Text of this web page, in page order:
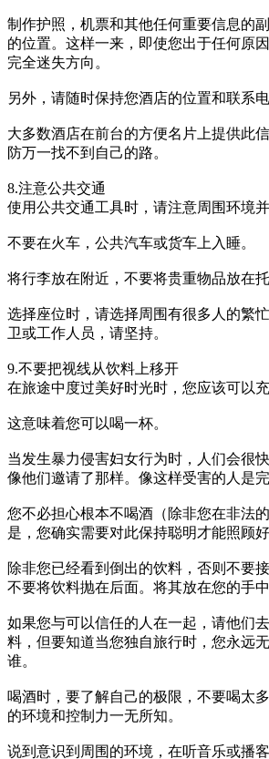
制作护照，机票和其他任何重要信息的
的位置。这样一来，即使您出于任何原
完全迷失方向。
另外，请随时保持您酒店的位置和联系电
大多数酒店在前台的方便名片上提供此
防万一找不到自己的路。
8.注意公共交通
使用公共交通工具时，请注意周围环境
不要在火车，公共汽车或货车上入睡。
将行李放在附近，不要将贵重物品放在托
选择座位时，请选择周围有很多人的繁
卫或工作人员，请坚持。
9.不要把视线从饮料上移开
在旅途中度过美好时光时，您应该可以充
这意味着您可以喝一杯。
当发生暴力侵害妇女行为时，人们会很
像他们邀请了那样。像这样受害的人是完
您不必担心根本不喝酒（除非您在非法
是，您确实需要对此保持聪明才能照顾好
除非您已经看到倒出的饮料，否则不要
不要将饮料抛在后面。将其放在您的手
如果您与可以信任的人在一起，请他们
料，但要知道当您独自旅行时，您永远
谁。
喝酒时，要了解自己的极限，不要喝太
的环境和控制力一无所知。
说到意识到周围的环境，在听音乐或播